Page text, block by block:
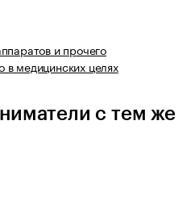
и прочего
в медицинских целях
с тем же